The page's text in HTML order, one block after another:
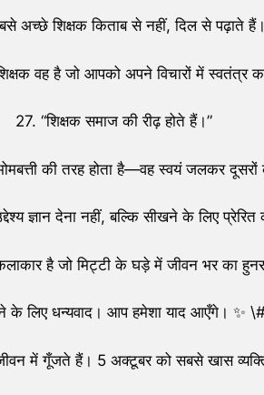
अच्छे शिक्षक किताब से नहीं, दिल से पढ़ाते
वह है जो आपको अपने विचारों में स्वतंत्र
27. “शिक्षक समाज की रीढ़ होते हैं।”
की तरह होता है—वह स्वयं जलकर दूसरों
ज्ञान देना नहीं, बल्कि सीखने के लिए
है जो मिट्टी के घड़े में जीवन भर का
के लिए धन्यवाद। आप हमेशा याद आएँगे। ✨
में गूँजते हैं। 5 अक्टूबर को सबसे खास